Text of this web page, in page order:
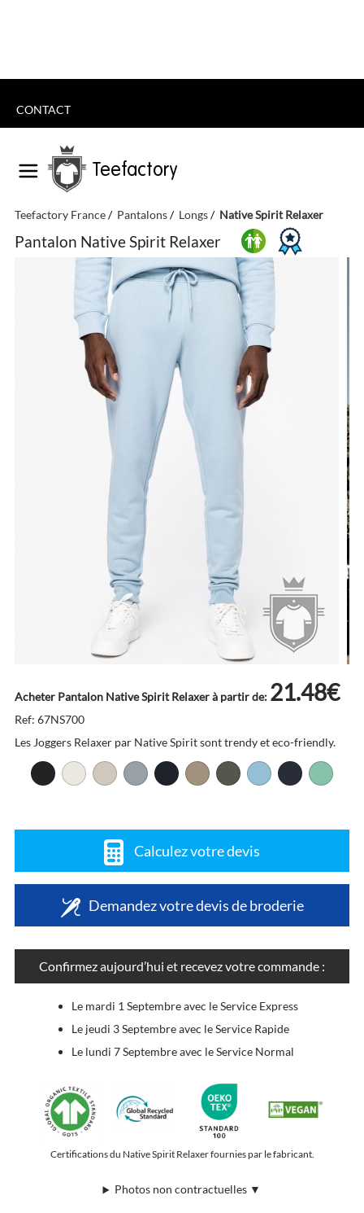
CONTACT
Teefactory
Teefactory France Pantalons Longs Native Spirit Relaxer
Pantalon Native Spirit Relaxer
Acheter Pantalon Native Spirit Relaxer à partir de: 21.48€
Ref: 67NS700
Les Joggers Relaxer par Native Spirit sont trendy et eco-friendly.
Calculez votre devis
Demandez votre devis de broderie
Confirmez aujourd’hui et recevez votre commande :
Le mardi 1 Septembre avec le Service Express
Le jeudi 3 Septembre avec le Service Rapide
Le lundi 7 Septembre avec le Service Normal
Certifications du Native Spirit Relaxer fournies par le fabricant.
Photos non contractuelles ▼